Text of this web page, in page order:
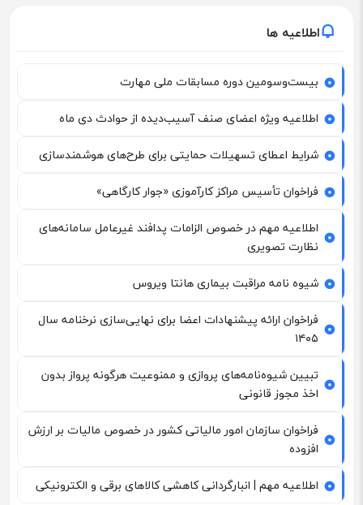
اطلاعیه ها
بیست‌وسومین دوره مسابقات ملی مهارت
اطلاعیه ویژه اعضای صنف آسیب‌دیده از حوادث دی ماه
شرایط اعطای تسهیلات حمایتی برای طرح‌های هوشمندسازی
فراخوان تأسیس مراکز کارآموزی «جوار کارگاهی»
اطلاعیه مهم در خصوص الزامات پدافند غیرعامل سامانه‌های
نظارت تصویری
شیوه نامه مراقبت بیماری هانتا ویروس
فراخوان ارائه پیشنهادات اعضا برای نهایی‌سازی نرخنامه سال
۱۴۰۵
تبیین شیوه‌نامه‌های پروازی و ممنوعیت هرگونه پرواز بدون
اخذ مجوز قانونی
فراخوان سازمان امور مالیاتی کشور در خصوص مالیات بر ارزش
افزوده
اطلاعیه مهم | انبارگردانی کاهشی کالاهای برقی و الکترونیکی